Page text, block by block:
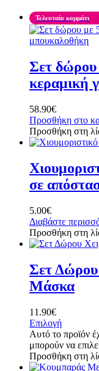
Τελευταίο κομμάτι
Σετ δώρου
κεραμική
58.90€
Προσθήκη στο
Προσθήκη στη
σε
5.00€
Διαβάστε
Προσθήκη στη
Σετ Δώρου
Μάσκα
11.90€
Επιλογή
Αυτό το προϊόν
μπορούν να
Προσθήκη στη